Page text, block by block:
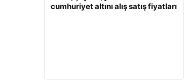
cumhuriyet altını alış satış fiyatları